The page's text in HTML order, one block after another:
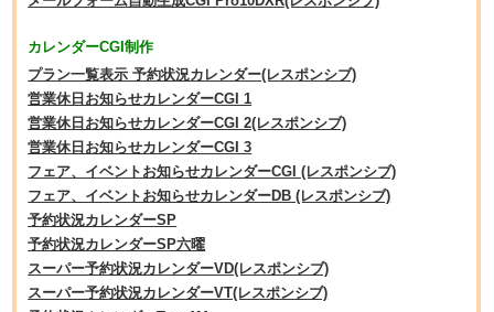
カレンダーCGI制作
プラン一覧表示 予約状況カレンダー(レスポンシブ)
営業休日お知らせカレンダーCGI 1
営業休日お知らせカレンダーCGI 2(レスポンシブ)
営業休日お知らせカレンダーCGI 3
フェア、イベントお知らせカレンダーCGI (レスポンシブ)
フェア、イベントお知らせカレンダーDB (レスポンシブ)
予約状況カレンダーSP
予約状況カレンダーSP六曜
スーパー予約状況カレンダーVD(レスポンシブ)
スーパー予約状況カレンダーVT(レスポンシブ)